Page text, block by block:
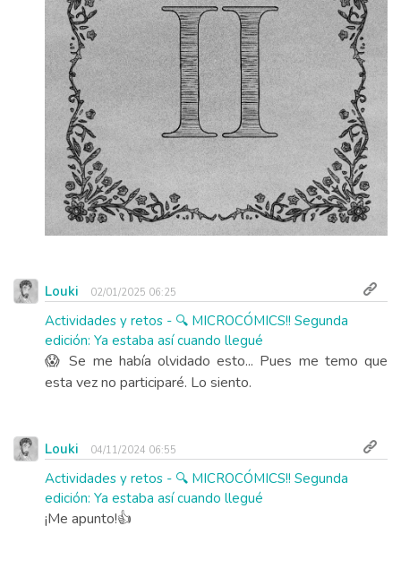
Louki 02/01/2025 06:25
Actividades y retos - 🔍 MICROCÓMICS!! Segunda
edición: Ya estaba así cuando llegué
😱 Se me había olvidado esto... Pues me temo que
esta vez no participaré. Lo siento.
Louki 04/11/2024 06:55
Actividades y retos - 🔍 MICROCÓMICS!! Segunda
edición: Ya estaba así cuando llegué
¡Me apunto!👍